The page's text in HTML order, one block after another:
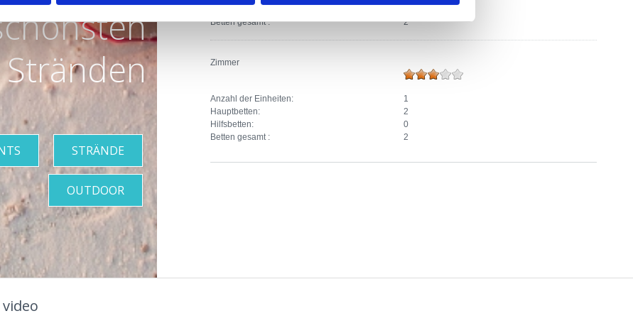
Betten gesamt :
2
Zimmer
Anzahl der Einheiten:
1
Hauptbetten:
2
Hilfsbetten:
0
Betten gesamt :
2
Stränden
STRÄNDE
OUTDOOR